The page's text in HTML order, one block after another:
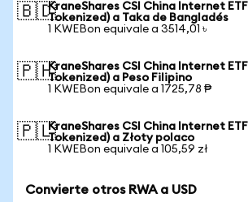
🇧🇩KraneShares CSI China Internet
Tokenized) a Taka de Bangladés
1 KWEBon equivale a 3514,01 ৳
🇵🇭KraneShares CSI China Internet
Tokenized) a Peso Filipino
1 KWEBon equivale a 1725,78 ₱
🇵🇱KraneShares CSI China Internet
Tokenized) a Złoty polaco
1 KWEBon equivale a 105,59 zł
Convierte otros RWA a USD